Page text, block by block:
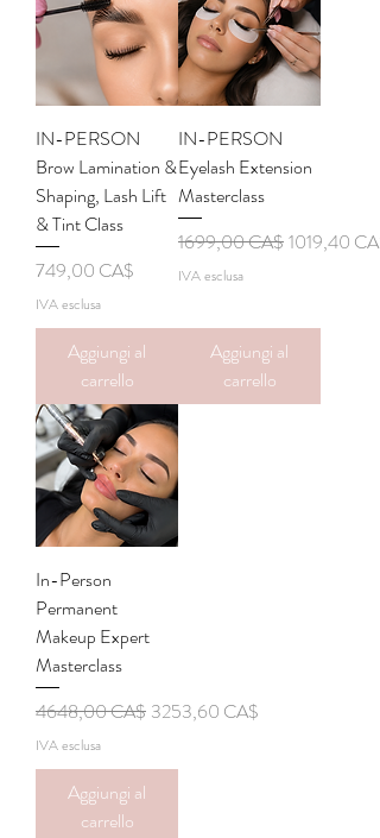
IN-PERSON
Brow Lamination &
Shaping, Lash Lift
& Tint Class
Prezzo
749,00 CA$
IVA esclusa
Aggiungi al
carrello
IN-PERSON
Eyelash Extension
Masterclass
Prezzo regolare
1699,00 CA$Prezzo
1019,40 CA$
IVA esclusa
Aggiungi al
carrello
In-Person
Permanent
Makeup Expert
Masterclass
Prezzo regolare
4648,00 CA$ Prezzo scontato
3253,60 CA$
IVA esclusa
Aggiungi al
carrello